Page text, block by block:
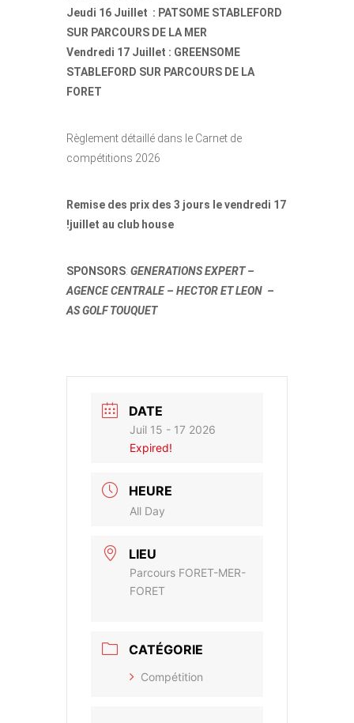
Jeudi 16 Juillet : PATSOME STABLEFORD
SUR PARCOURS DE LA MER
Vendredi 17 Juillet : GREENSOME
STABLEFORD SUR PARCOURS DE LA
FORET
Règlement détaillé dans le Carnet de
compétitions 2026
Remise des prix des 3 jours le vendredi 17
!juillet au club house
SPONSORS: GENERATIONS EXPERT –
AGENCE CENTRALE – HECTOR ET LEON –
AS GOLF TOUQUET
DATE
Juil 15 - 17 2026
Expired!
HEURE
All Day
LIEU
Parcours FORET-MER-
FORET
CATÉGORIE
Compétition